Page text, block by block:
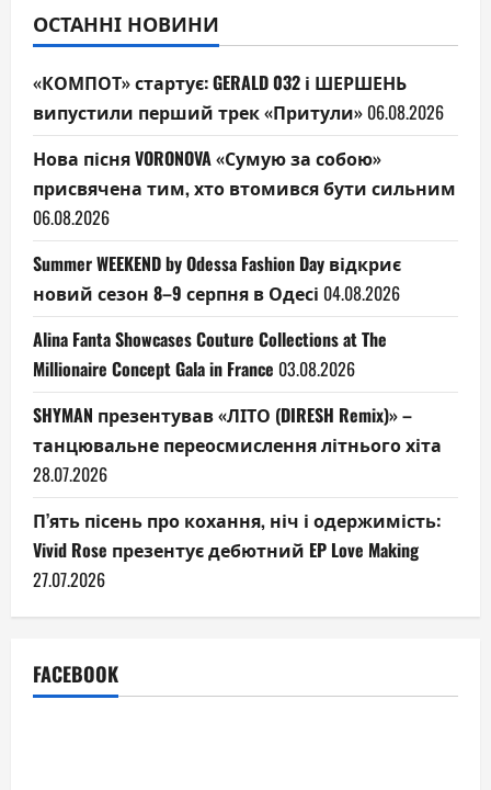
ОСТАННІ НОВИНИ
«КОМПОТ» стартує: GERALD 032 і ШЕРШЕНЬ
випустили перший трек «Притули» 06.08.2026
Нова пісня VORONOVA «Сумую за собою»
присвячена тим, хто втомився бути сильним
06.08.2026
Summer WEEKEND by Odessa Fashion Day відкриє
новий сезон 8–9 серпня в Одесі 04.08.2026
Alina Fanta Showcases Couture Collections at The
Millionaire Concept Gala in France 03.08.2026
SHYMAN презентував «ЛІТО (DIRESH Remix)» –
танцювальне переосмислення літнього хіта
28.07.2026
П’ять пісень про кохання, ніч і одержимість:
Vivid Rose презентує дебютний EP Love Making
27.07.2026
FACEBOOK